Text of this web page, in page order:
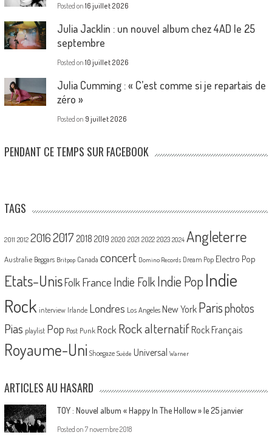
Posted on 16 juillet 2026
Julia Jacklin : un nouvel album chez 4AD le 25
septembre
Posted on 10 juillet 2026
Julia Cumming : « C’est comme si je repartais de
zéro »
Posted on 9 juillet 2026
PENDANT CE TEMPS SUR FACEBOOK
TAGS
2011 2012 20162017 2018 2019 2020 2021 2022 2023 2024 Angleterre
Australie Beggars Britpop Canada concert Domino Records Dream Pop Electro Pop
Etats-UnisFolk France Indie Folk Indie PopIndie
Rock interview Irlande Londres Los Angeles New York Parisphotos
Pias playlist Pop Post Punk Rock Rock alternatif Rock Français
Royaume-Uni Shoegaze Suède Universal Warner
ARTICLES AU HASARD
TOY : Nouvel album « Happy In The Hollow » le 25 janvier
Posted on 7 novembre 2018